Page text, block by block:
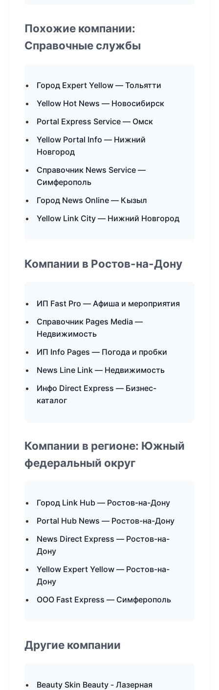
Похожие компании:
Справочные службы
Город Expert Yellow — Тольятти
Yellow Hot News — Новосибирск
Portal Express Service — Омск
Yellow Portal Info — Нижний
Новгород
Справочник News Service —
Симферополь
Город News Online — Кызыл
Yellow Link City — Нижний Новгород
Компании в Ростов-на-Дону
ИП Fast Pro — Афиша и мероприятия
Справочник Pages Media —
Недвижимость
ИП Info Pages — Погода и пробки
News Line Link — Недвижимость
Инфо Direct Express — Бизнес-
каталог
Компании в регионе: Южный
федеральный округ
Город Link Hub — Ростов-на-Дону
Portal Hub News — Ростов-на-Дону
News Direct Express — Ростов-на-
Дону
Yellow Expert Yellow — Ростов-на-
Дону
ООО Fast Express — Симферополь
Другие компании
Beauty Skin Beauty - Лазерная